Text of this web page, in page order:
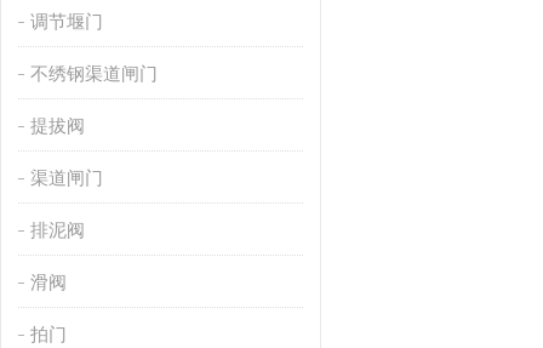
调节堰门
不绣钢渠道闸门
提拔阀
渠道闸门
排泥阀
滑阀
拍门